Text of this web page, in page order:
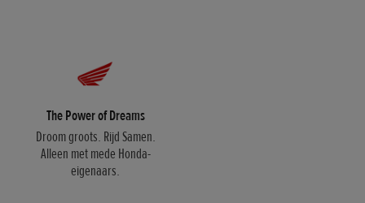
The Power of Dreams
Droom groots. Rijd Samen.
Alleen met mede Honda-
eigenaars.